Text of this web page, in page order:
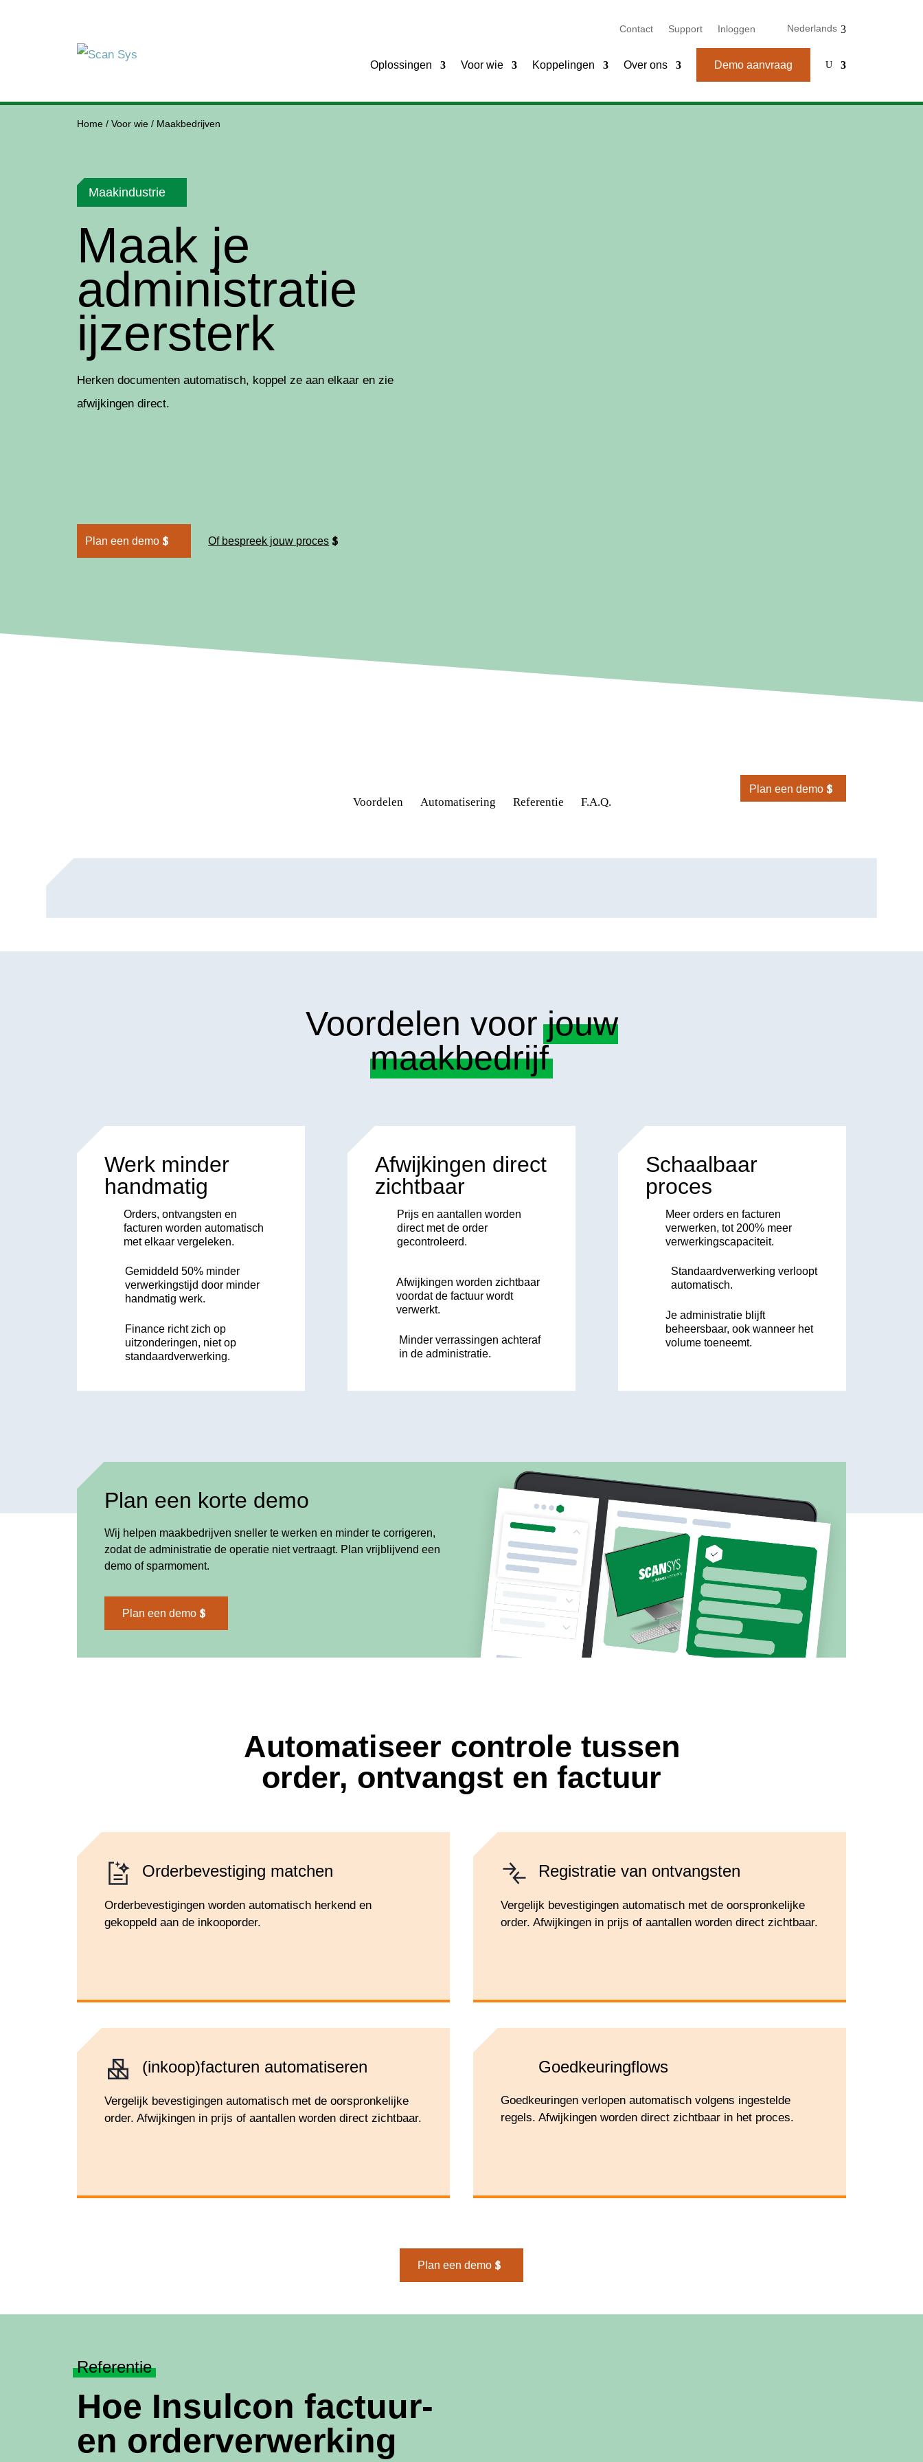
Contact Support Inloggen Nederlands
Oplossingen Voor wie Koppelingen Over ons Demo aanvraag U
Home / Voor wie / Maakbedrijven
Maakindustrie
Maak je
administratie
ijzersterk
Herken documenten automatisch, koppel ze aan elkaar en zie
afwijkingen direct.
Plan een demo Of bespreek jouw proces
Voordelen Automatisering Referentie F.A.Q.
Plan een demo
Voordelen voorjouw
maakbedrijf
Werk minder
handmatig
Orders, ontvangsten en
facturen worden automatisch
met elkaar vergeleken.
Gemiddeld 50% minder
verwerkingstijd door minder
handmatig werk.
Finance richt zich op
uitzonderingen, niet op
standaardverwerking.
Afwijkingen direct
zichtbaar
Prijs en aantallen worden
direct met de order
gecontroleerd.
Afwijkingen worden zichtbaar
voordat de factuur wordt
verwerkt.
Minder verrassingen achteraf
in de administratie.
Schaalbaar
proces
Meer orders en facturen
verwerken, tot 200% meer
verwerkingscapaciteit.
Standaardverwerking verloopt
automatisch.
Je administratie blijft
beheersbaar, ook wanneer het
volume toeneemt.
Plan een korte demo
Wij helpen maakbedrijven sneller te werken en minder te corrigeren,
zodat de administratie de operatie niet vertraagt. Plan vrijblijvend een
demo of sparmoment.
Plan een demo
Automatiseer controle tussen
order, ontvangst en factuur
Order­bevestiging matchen
Orderbevestigingen worden automatisch herkend en
gekoppeld aan de inkooporder.
Registratie van ontvangsten
Vergelijk bevestigingen automatisch met de oorspronkelijke
order. Afwijkingen in prijs of aantallen worden direct zichtbaar.
(inkoop)fac­turen auto­matiseren
Vergelijk bevestigingen automatisch met de oorspronkelijke
order. Afwijkingen in prijs of aantallen worden direct zichtbaar.
Goedkeuring­flows
Goedkeuringen verlopen automatisch volgens ingestelde
regels. Afwijkingen worden direct zichtbaar in het proces.
Plan een demo
Referentie
Hoe Insulcon factuur-
en orderverwerking